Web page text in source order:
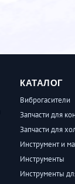
КАТАЛОГ
Виброгасители
Запчасти для
Запчасти для
Инструмент и
Инструменты
Инструменты